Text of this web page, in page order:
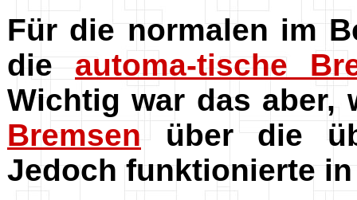
Für die normalen im
die automa-tische
Wichtig war das aber,
Bremsen über die
Jedoch funktionierte